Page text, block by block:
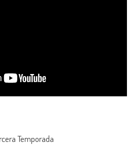
Temporada